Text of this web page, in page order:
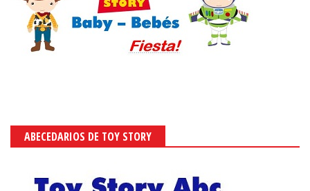
ABECEDARIOS DE TOY STORY